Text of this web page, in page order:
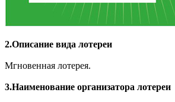
2.Описание вида лотереи
Мгновенная лотерея.
3.Наименование организатора лотереи